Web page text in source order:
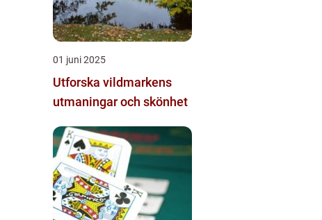
01 juni 2025
Utforska vildmarkens
utmaningar och skönhet